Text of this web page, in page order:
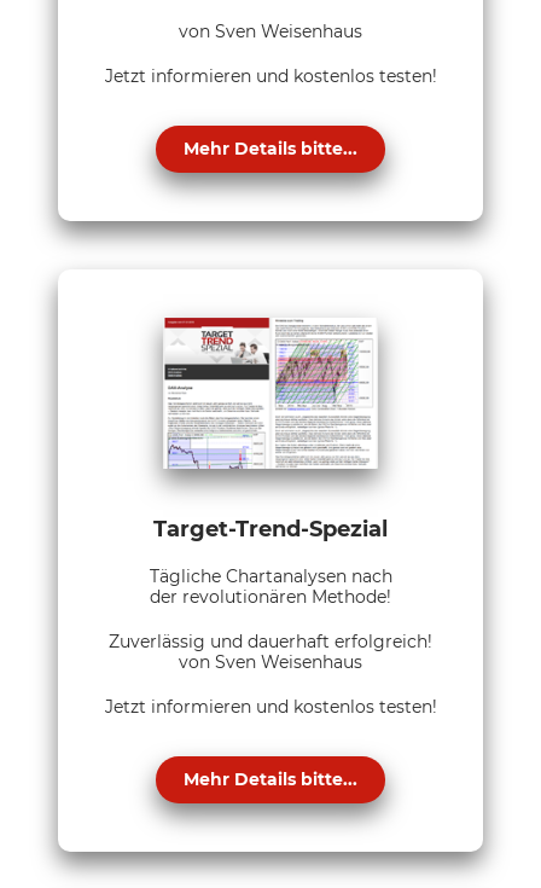
von Sven Weisenhaus
Jetzt informieren und kostenlos testen!
Mehr Details bitte...
Target-Trend-Spezial
Tägliche Chartanalysen nach
der revolutionären Methode!
Zuverlässig und dauerhaft erfolgreich!
von Sven Weisenhaus
Jetzt informieren und kostenlos testen!
Mehr Details bitte...